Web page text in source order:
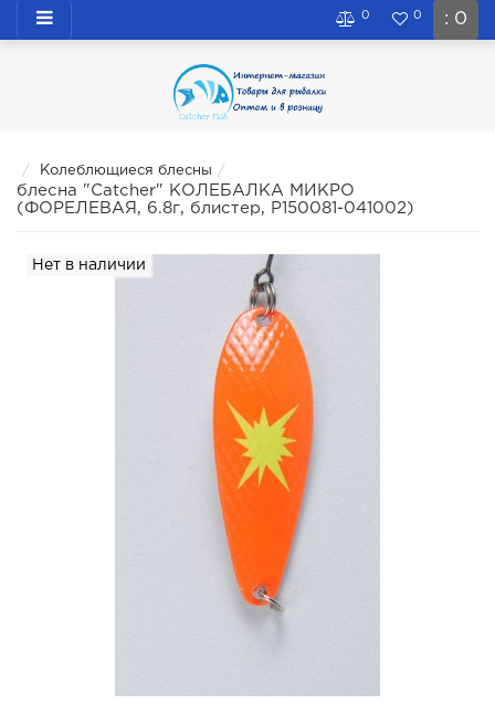
: 0
0 0
Колеблющиеся блесны
блесна "Catcher" КОЛЕБАЛКА МИКРО
(ФОРЕЛЕВАЯ, 6.8г, блистер, P150081-041002)
Нет в наличии